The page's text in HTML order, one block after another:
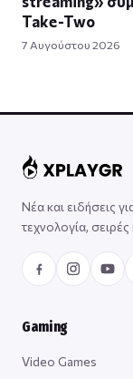
Take-Two
7 Αυγούστου 2026
Νέα και ειδήσεις
τεχνολογία, σειρές
Gaming
Video Games